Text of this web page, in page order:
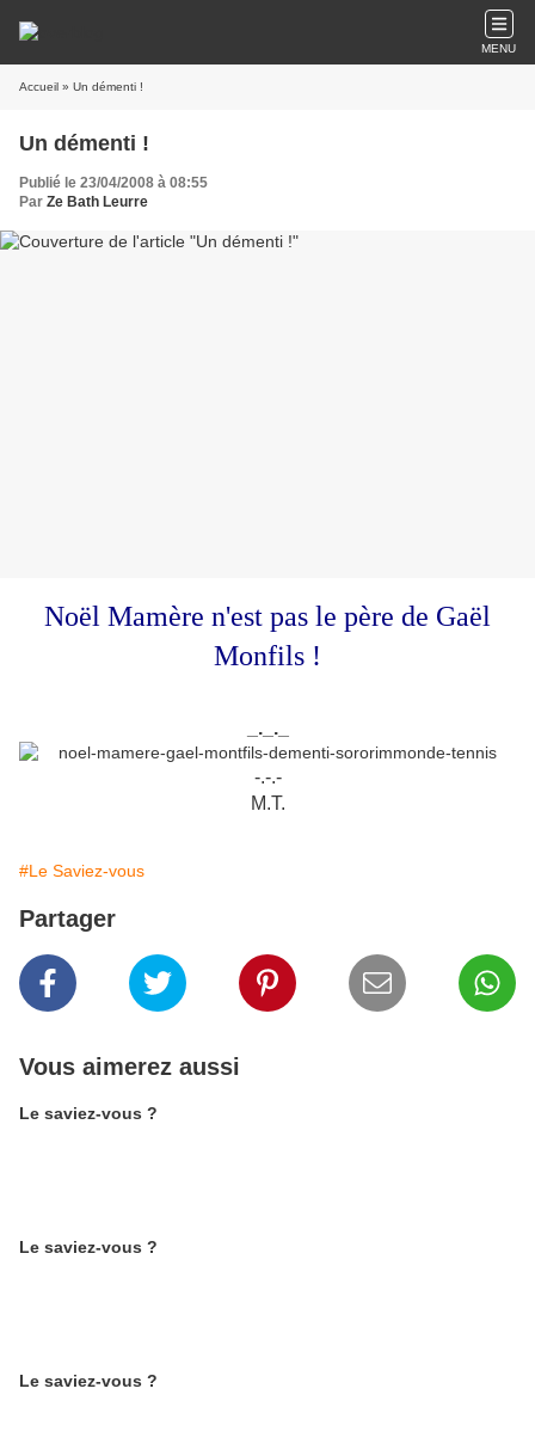
MENU
Accueil » Un démenti !
Un démenti !
Publié le 23/04/2008 à 08:55
Par Ze Bath Leurre
Noël Mamère n'est pas le père de Gaël
Monfils !
_._._
-.-.-
M.T.
#Le Saviez-vous
Partager
Vous aimerez aussi
Le saviez-vous ?
Le saviez-vous ?
Le saviez-vous ?